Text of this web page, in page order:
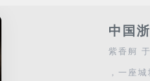
中国
紫香舸
，一座